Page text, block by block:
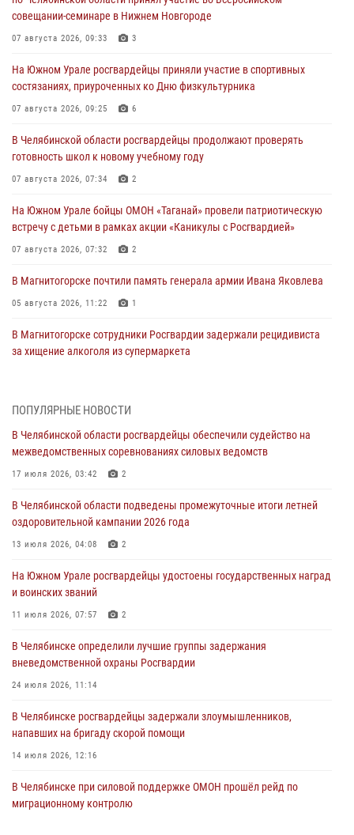
совещании-семинаре в Нижнем Новгороде
07 августа 2026, 09:33 3
На Южном Урале росгвардейцы приняли участие в спортивных
состязаниях, приуроченных ко Дню физкультурника
07 августа 2026, 09:25 6
В Челябинской области росгвардейцы продолжают проверять
готовность школ к новому учебному году
07 августа 2026, 07:34 2
На Южном Урале бойцы ОМОН «Таганай» провели патриотическую
встречу с детьми в рамках акции «Каникулы с Росгвардией»
07 августа 2026, 07:32 2
В Магнитогорске почтили память генерала армии Ивана Яковлева
05 августа 2026, 11:22 1
В Магнитогорске сотрудники Росгвардии задержали рецидивиста
за хищение алкоголя из супермаркета
На Южном Урале спецназ Росгвардии провел военно-полевые
Росгвардейцы задержали трёх магазинных воров в Челябинске
На Южном Урале сотрудники Росгвардии задержали
подозреваемого в совершении убийства
В Челябинской области росгвардейцами по горячим следам
задержан подозреваемый в грабеже
ПОПУЛЯРНЫЕ НОВОСТИ
В Челябинской области росгвардейцы обеспечили судейство на
межведомственных соревнованиях силовых ведомств
17 июля 2026, 03:42 2
В Челябинской области подведены промежуточные итоги летней
оздоровительной кампании 2026 года
13 июля 2026, 04:08 2
На Южном Урале росгвардейцы удостоены государственных наград
и воинских званий
11 июля 2026, 07:57 2
В Челябинске определили лучшие группы задержания
вневедомственной охраны Росгвардии
24 июля 2026, 11:14
В Челябинске росгвардейцы задержали злоумышленников,
напавших на бригаду скорой помощи
14 июля 2026, 12:16
В Челябинске при силовой поддержке ОМОН прошёл рейд по
миграционному контролю